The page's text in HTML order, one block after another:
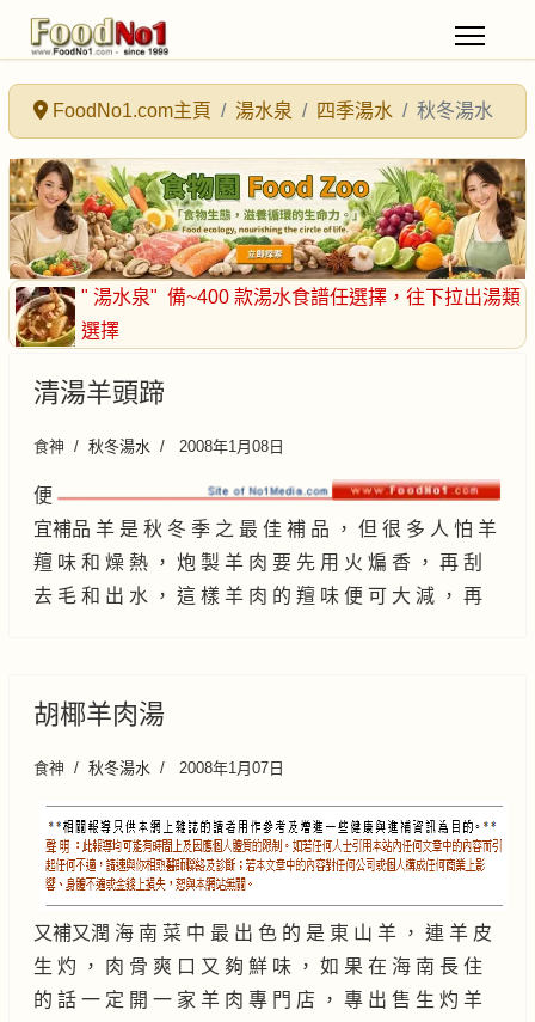
FoodNo1.com主頁 湯水泉 四季湯水 秋冬湯水
" 湯水泉" 備~400 款湯水食譜任選擇 ，往下拉出湯類
選擇
清湯羊頭蹄
食神 秋冬湯水 2008年1月08日
便
宜補品 羊 是 秋 冬 季 之 最 佳 補 品 ， 但 很 多 人 怕 羊
羶 味 和 燥 熱 ， 炮 製 羊 肉 要 先 用 火 煸 香 ， 再 刮
去 毛 和 出 水 ， 這 樣 羊 肉 的 羶 味 便 可 大 減 ， 再
胡椰羊肉湯
食神 秋冬湯水 2008年1月07日
又補又潤 海 南 菜 中 最 出 色 的 是 東 山 羊 ， 連 羊 皮
生 灼 ， 肉 骨 爽 口 又 夠 鮮 味 ， 如 果 在 海 南 長 住
的 話 一 定 開 一 家 羊 肉 專 門 店 ， 專 出 售 生 灼 羊